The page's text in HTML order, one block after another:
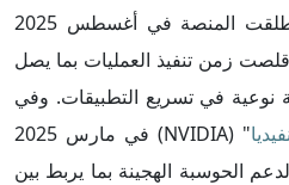
اقتناء الأجهزة، وعقب ذلك أطلقت المنصة في أغسطس 2025
زمن تنفيذ العمليات بما يصل
نوعية في تسريع التطبيقات. وفي
" (NVIDIA) في مارس 2025
الحوسبة الهجينة بما يربط بين